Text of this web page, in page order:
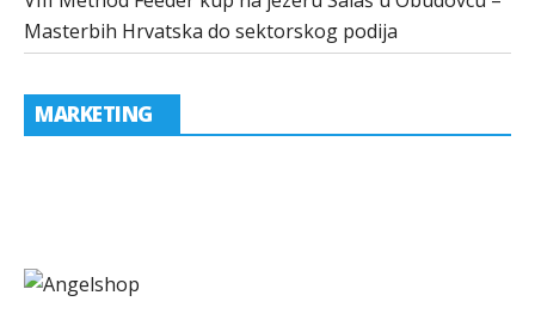
Masterbih Hrvatska do sektorskog podija
MARKETING